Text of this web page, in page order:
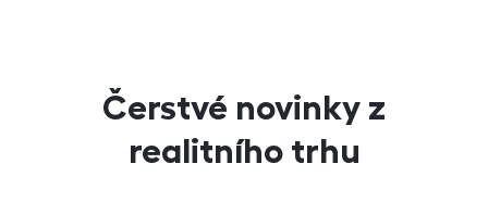
Čerstvé novinky z
realitního trhu